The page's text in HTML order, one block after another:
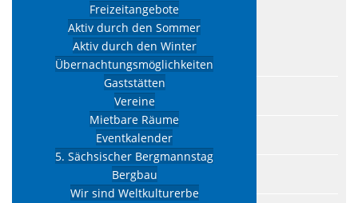
Freizeitangebote
Aktiv durch den Sommer
Aktiv durch den Winter
Übernachtungsmöglichkeiten
Gaststätten
Vereine
Mietbare Räume
Eventkalender
5. Sächsischer Bergmannstag
Bergbau
Wir sind Weltkulturerbe
Satzungen
Beschlüsse
Rats- und Bürgerinformationssystem
Amtsblatt "Bergstadt-Nachrichten"
Ortsgeschichte